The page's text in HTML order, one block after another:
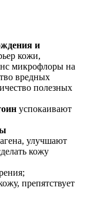
и
кожи,
микрофлоры на
вредных
полезных
успокаивают
улучшают
кожу
препятствует